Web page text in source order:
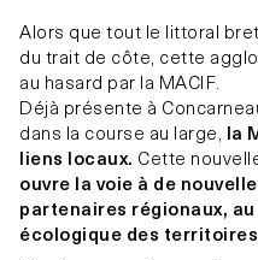
Alors que tout le littoral
du trait de côte, cette
au hasard par la MACIF.
Déjà présente à
dans la course au large, la
liens locaux. Cette
ouvre la voie à de
partenaires régionaux,
écologique des